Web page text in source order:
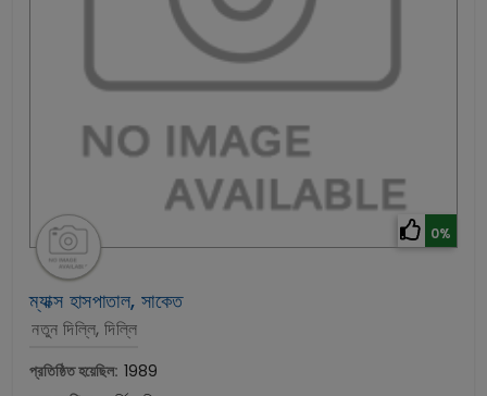
0%
ম্যাক্স হাসপাতাল, সাকেত
নতুন দিল্লি, দিল্লি
প্রতিষ্ঠিত হয়েছিল: 1989